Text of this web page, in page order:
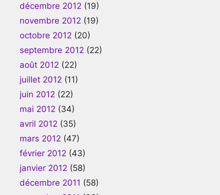
décembre 2012 (19)
novembre 2012 (19)
octobre 2012 (20)
septembre 2012 (22)
août 2012 (22)
juillet 2012 (11)
juin 2012 (22)
mai 2012 (34)
avril 2012 (35)
mars 2012 (47)
février 2012 (43)
janvier 2012 (58)
décembre 2011 (58)